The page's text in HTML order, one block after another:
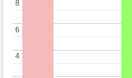
4
4
6
6
8
8